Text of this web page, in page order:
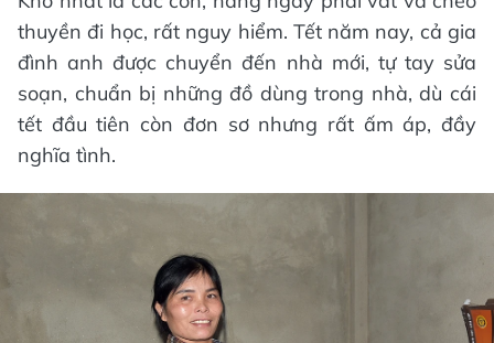
thuyền đi học, rất nguy hiểm. Tết năm nay, cả gia
đình anh được chuyển đến nhà mới, tự tay sửa
soạn, chuẩn bị những đồ dùng trong nhà, dù cái
tết đầu tiên còn đơn sơ nhưng rất ấm áp, đầy
nghĩa tình.